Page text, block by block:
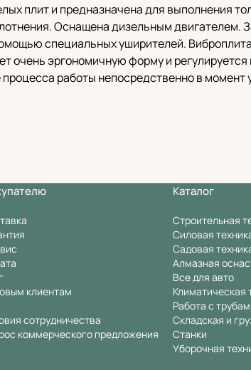
плит и предназначена для выполнения
Оснащена дизельным двигателем.
специальных уширителей.
очень эргономичную форму и
работы непосредственно в момент
клиентам
сотрудничества
коммерческого предложения
Каталог
Строительная
Силовая
Садовая
Алмазная
Все для авто
Климатическая
Работа с
Складская и
Станки
Уборочная